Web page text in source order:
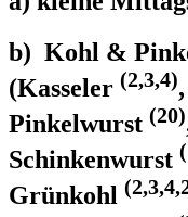
b) Kohl &
(Kasseler (2,3,4)
Pinkelwurst (20)
Schinkenwurst
Grünkohl